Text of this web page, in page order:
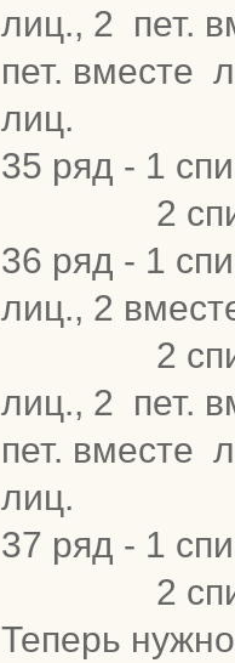
лиц., 2 пет.
пет. вместе
лиц.
35 ряд - 1
2 спица
36 ряд - 1
лиц., 2
2 спица -
лиц., 2 пет.
пет. вместе
лиц.
37 ряд - 1
2 спица
Теперь